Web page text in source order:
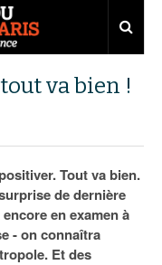
va bien !
Tout va bien.
de dernière
en examen à
- on connaîtra
Et des